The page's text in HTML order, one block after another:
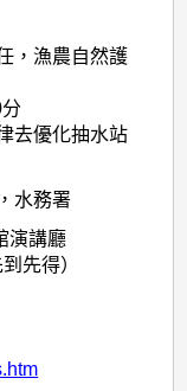
，漁農自然護
去優化抽水站
水務署
演講廳
先得）